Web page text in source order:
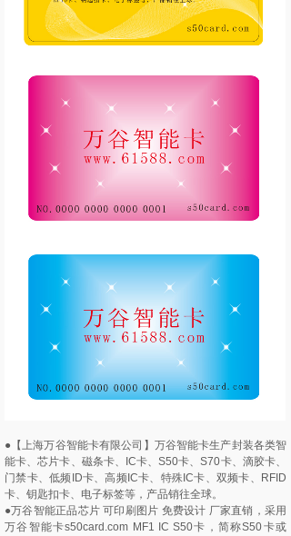
●【上海万谷智能卡有限公司】万谷智能卡生产封装各类智
能卡、芯片卡、磁条卡、IC卡、S50卡、S70卡、滴胶卡、
门禁卡、低频ID卡、高频IC卡、特殊IC卡、双频卡、RFID
卡、钥匙扣卡、电子标签等，产品销往全球。
●万谷智能正品芯片 可印刷图片 免费设计 厂家直销，采用
万谷智能卡s50card.com MF1 IC S50卡，简称S50卡或